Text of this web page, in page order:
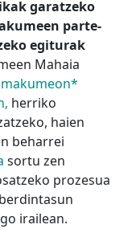
garatzeko
parte-
egiturak
Mahaia
herriko
haien
beharrei
sortu zen
prozesua
irailean.